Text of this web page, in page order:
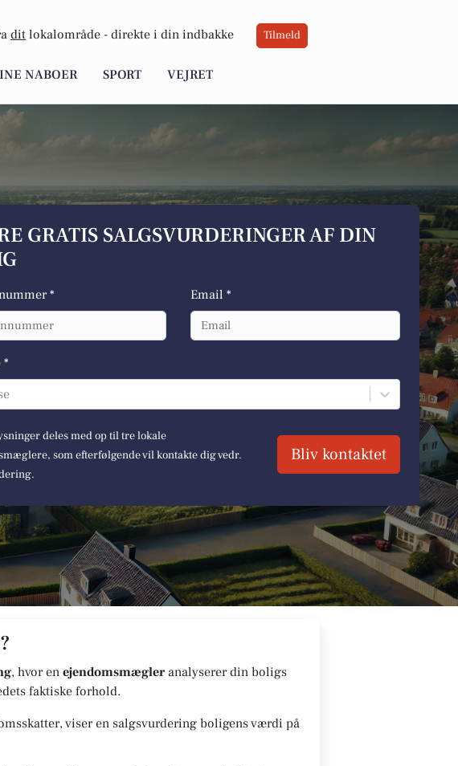
dit lokalområde - direkte i din indbakke Tilmeld
NABOER SPORT VEJRET
GRATIS SALGSVURDERINGER AF DIN
* Email *
*
deles med op til tre lokale
som efterfølgende vil kontakte dig vedr.
Bliv kontaktet
, hvor en ejendomsmægler analyserer din boligs
faktiske forhold.
viser en salgsvurdering boligens værdi på